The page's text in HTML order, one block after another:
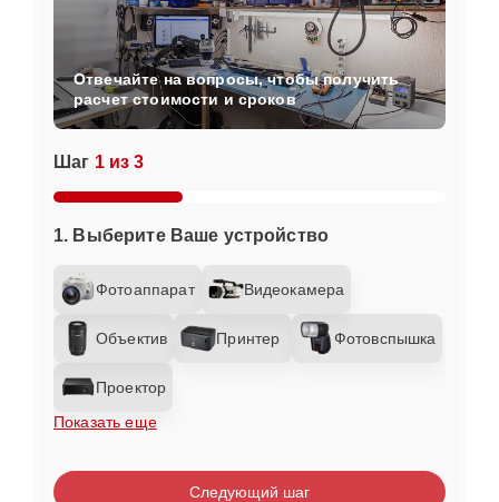
Шаг 1 из 3
1. Выберите Ваше устройство
Фотоаппарат Видеокамера
Объектив Принтер Фотовспышка
Проектор
Показать еще
Отвечайте на вопросы, чтобы получить
расчет стоимости и сроков
Следующий шаг